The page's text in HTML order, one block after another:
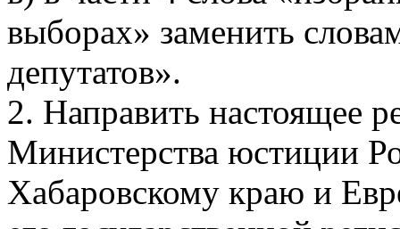
выборах» заменить
депутатов».
2. Направить настоящее
Министерства юстиции
Хабаровскому краю и